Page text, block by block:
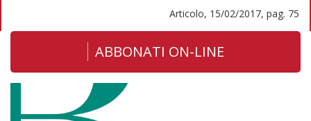
Articolo, 15/02/2017, pag. 75
ABBONATI ON-LINE